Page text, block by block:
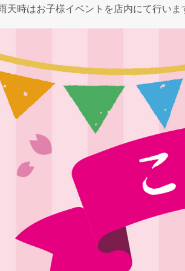
天時はお子様イベントを店内にて行いま